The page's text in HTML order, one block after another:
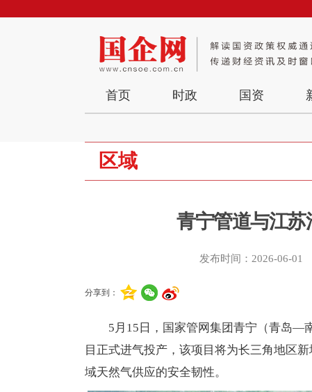
首页 时政 国资
区域
青宁管道与江
发布时间：2026-06-01
分享到：
5月15日，国家管网集团青宁（青岛—
目正式进气投产，该项目将为长三角地区
域天然气供应的安全韧性。